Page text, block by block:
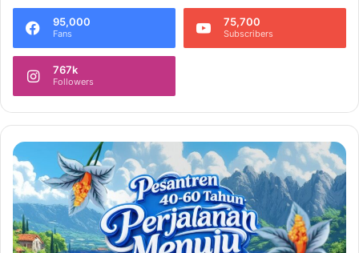
95,000
Fans
75,700
Subscribers
767k
Followers